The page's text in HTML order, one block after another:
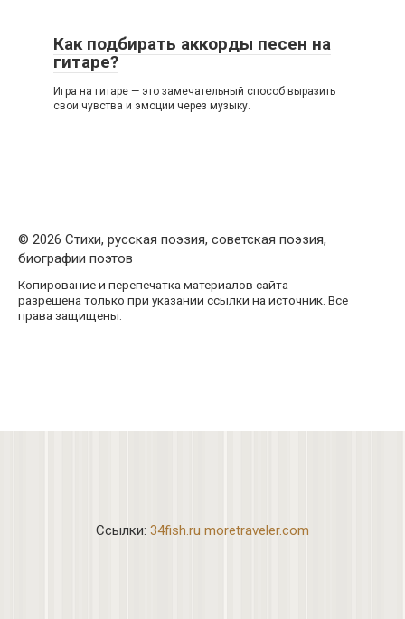
Как подбирать аккорды песен на
гитаре?
Игра на гитаре — это замечательный способ выразить
свои чувства и эмоции через музыку.
© 2026 Стихи, русская поэзия, советская поэзия,
биографии поэтов
Копирование и перепечатка материалов сайта
разрешена только при указании ссылки на источник. Все
права защищены.
Ссылки: 34fish.ru moretraveler.com